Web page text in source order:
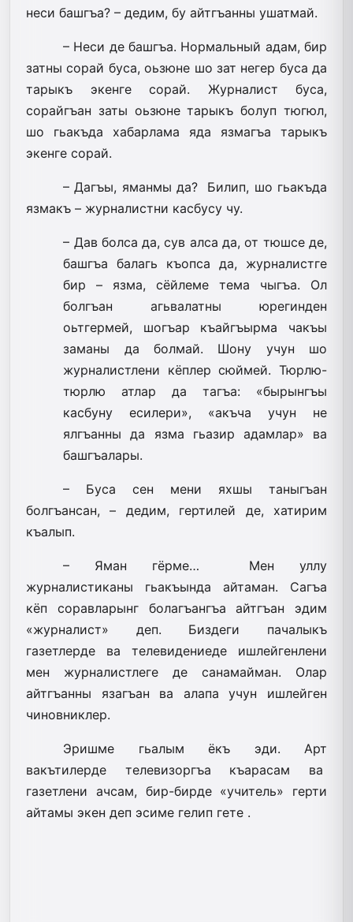
неси башгъа? – дедим, бу айтгъанны ушатмай.
– Неси де башгъа. Нормальный адам, бир
затны сорай буса, оьзюне шо зат негер буса да
тарыкъ экенге сорай. Журналист буса,
сорайгъан заты оьзю­не тарыкъ болуп тюгюл,
шо гьакъда хабарлама яда язмагъа тарыкъ
экенге сорай.
– Дагъы, яманмы да? Билип, шо гьакъда
язмакъ – журналистни касбусу чу.
– Дав болса да, сув алса да, от тюшсе де,
башгъа балагь къопса да, журналистге
бир – язма, сёйлеме тема чыгъа. Ол
болгъан агьвалатны юрегинден
оьтгермей, шогъар къайгъырма чакъы
заманы да болмай. Шону учун шо
журналистлени кёплер сюймей. Тюрлю-
тюрлю атлар да тагъа: «бырынгъы
касбуну есилери», «акъча учун не
ялгъанны да язма гьазир адамлар» ва
башгъалары.
– Буса сен мени яхшы таныгъан
болгъансан, – дедим, гертилей де, хатирим
къалып.
– Яман гёрме… Мен уллу
журналистиканы гьакъында айтаман. Сагъа
кёп соравларынг болагъангъа айтгъан эдим
«журналист» деп. Биздеги пачалыкъ
газетлерде ва телевидениеде ишлейгенлени
мен журналистлеге де санамайман. Олар
айтгъанны язагъан ва алапа учун ишлейген
чиновниклер.
Эришме гьалым ёкъ эди. Арт
вакътилерде телевизоргъа къарасам ва
газетлени ачсам, бир-бирде «учитель» герти
айтамы экен деп эсиме гелип гете .